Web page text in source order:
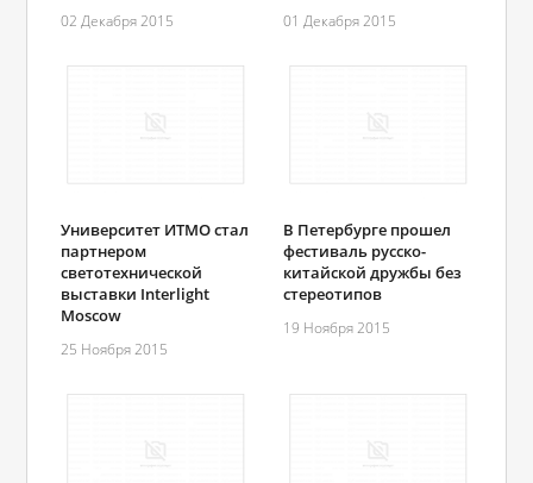
02 Декабря 2015 01 Декабря 2015
Университет ИТМО стал
партнером
светотехнической
выставки Interlight
Moscow
25 Ноября 2015
В Петербурге прошел
фестиваль русско-
китайской дружбы без
стереотипов
19 Ноября 2015